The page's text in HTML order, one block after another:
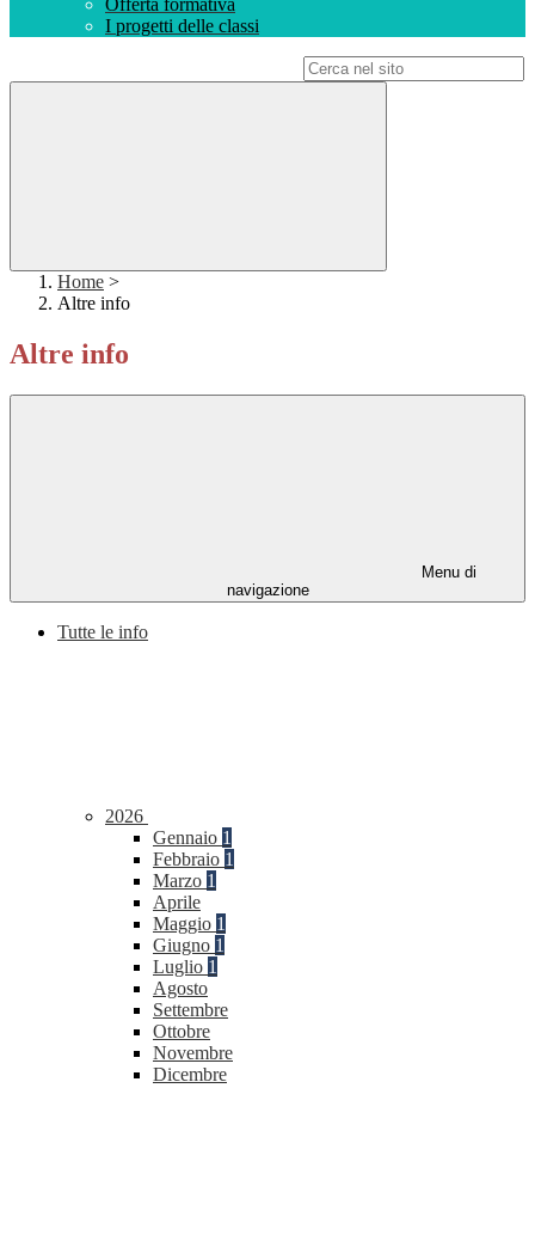
Offerta formativa
I progetti delle classi
Home >
Altre info
Altre info
Menu di
navigazione
Tutte le info
2026
Gennaio 1
Febbraio 1
Marzo 1
Aprile
Maggio 1
Giugno 1
Luglio 1
Agosto
Settembre
Ottobre
Novembre
Dicembre